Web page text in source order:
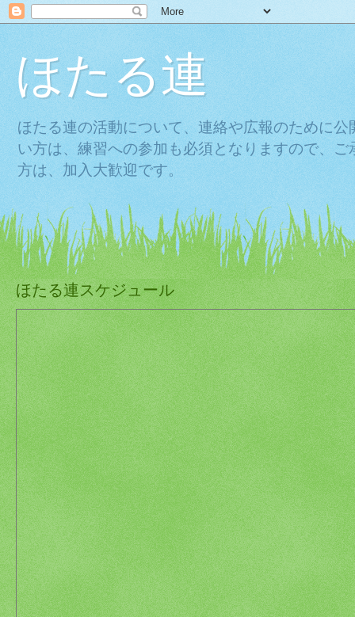
ほたる連
ほたる連の活動について、連絡や広報のために
い方は、練習への参加も必須となりますので、
方は、加入大歓迎です。
ほたる連スケジュール